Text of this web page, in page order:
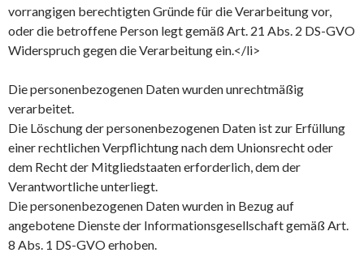
vorrangigen berechtigten Gründe für die Verarbeitung vor,
oder die betroffene Person legt gemäß Art. 21 Abs. 2 DS-GVO
Widerspruch gegen die Verarbeitung ein.</li>
Die personenbezogenen Daten wurden unrechtmäßig
verarbeitet.
Die Löschung der personenbezogenen Daten ist zur Erfüllung
einer rechtlichen Verpflichtung nach dem Unionsrecht oder
dem Recht der Mitgliedstaaten erforderlich, dem der
Verantwortliche unterliegt.
Die personenbezogenen Daten wurden in Bezug auf
angebotene Dienste der Informationsgesellschaft gemäß Art.
8 Abs. 1 DS-GVO erhoben.